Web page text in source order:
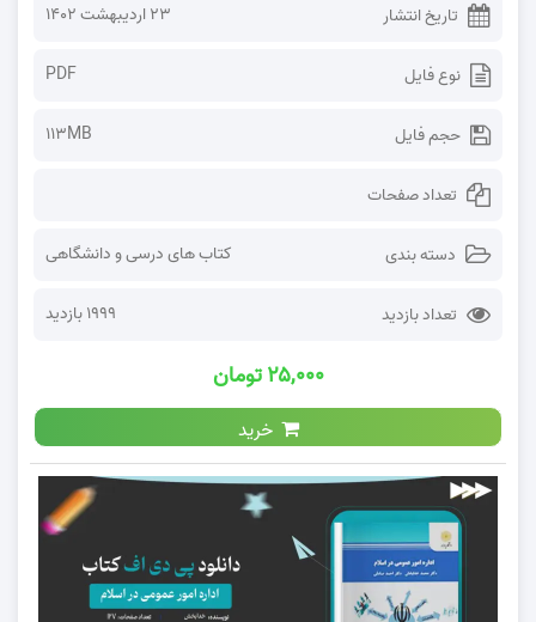
تاریخ انتشار ۲۳ اردیبهشت ۱۴۰۲
نوع فایل PDF
حجم فایل 113MB
تعداد صفحات
دسته بندی کتاب های درسی و دانشگاهی
تعداد بازدید 1999 بازدید
۲۵,۰۰۰ تومان
خرید